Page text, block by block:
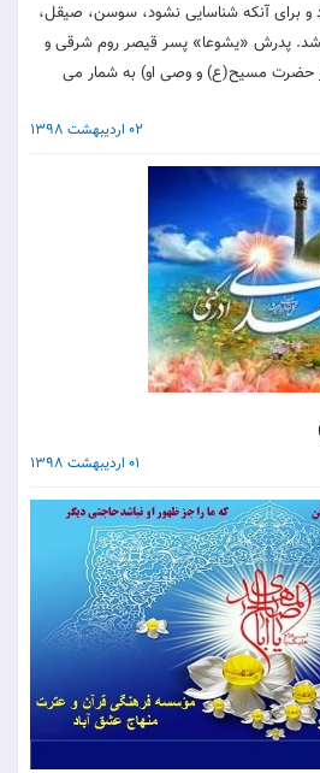
و برای آنکه شناسایی نشود، سوسن، صیقل،
شد. پدرش «یشوعا» پسر قیصر روم شرقی و
حضرت مسیح(ع) و وصی او) به شمار می
02 اردیبهشت 1398
01 اردیبهشت 1398